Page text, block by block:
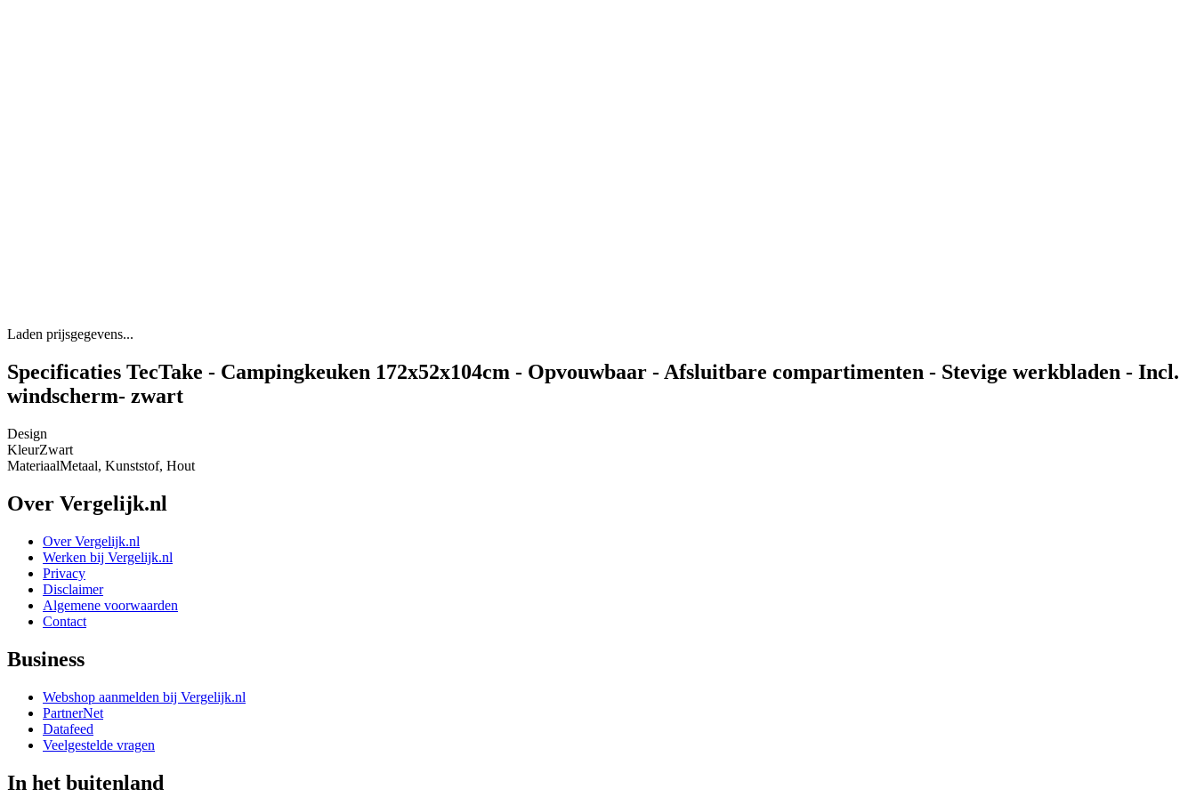
Laden prijsgegevens...
Specificaties TecTake - Campingkeuken 172x52x104cm - Opvouwbaar - Afsluitbare compartimenten - Stevige werkbladen - Incl.
windscherm- zwart
Design
KleurZwart
MateriaalMetaal, Kunststof, Hout
Over Vergelijk.nl
Over Vergelijk.nl
Werken bij Vergelijk.nl
Privacy
Disclaimer
Algemene voorwaarden
Contact
Business
Webshop aanmelden bij Vergelijk.nl
PartnerNet
Datafeed
Veelgestelde vragen
In het buitenland